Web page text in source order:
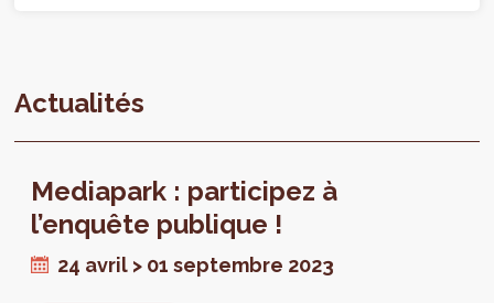
Actualités
Mediapark : participez à
l’enquête publique !
24 avril > 01 septembre 2023